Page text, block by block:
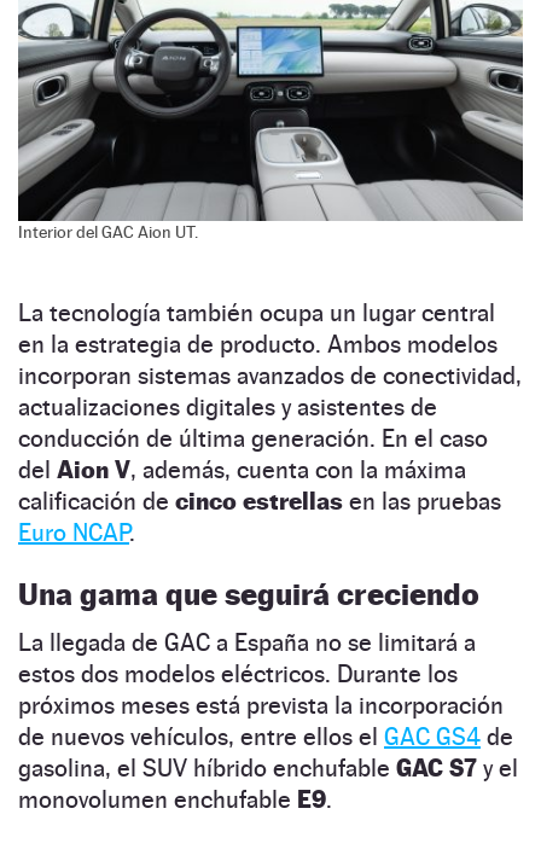
Interior del GAC Aion UT.
La tecnología también ocupa un lugar central
en la estrategia de producto. Ambos modelos
incorporan sistemas avanzados de conectividad,
actualizaciones digitales y asistentes de
conducción de última generación. En el caso
del Aion V, además, cuenta con la máxima
calificación de cinco estrellas en las pruebas
Euro NCAP.
Una gama que seguirá creciendo
La llegada de GAC a España no se limitará a
estos dos modelos eléctricos. Durante los
próximos meses está prevista la incorporación
de nuevos vehículos, entre ellos el GAC GS4 de
gasolina, el SUV híbrido enchufable GAC S7 y el
monovolumen enchufable E9.